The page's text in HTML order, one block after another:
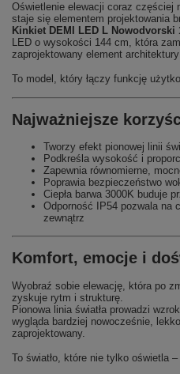
Oświetlenie elewacji coraz częściej
staje się elementem projektowania
Kinkiet DEMI LED L Nowodvorski
LED o wysokości 144 cm, która
zaprojektowany element
To model, który łączy funkcję
Najważniejsze
Tworzy efekt pionowej linii
Podkreśla wysokość i
Zapewnia równomierne,
Poprawia bezpieczeństwo
Ciepła barwa 3000K buduje
Odporność IP54 pozwala na
zewnątrz
Komfort, emocje i
Wyobraź sobie elewację, która po
zyskuje rytm i strukturę.
Pionowa linia światła prowadzi
wygląda bardziej nowocześnie,
zaprojektowany.
To światło, które nie tylko oświetla –